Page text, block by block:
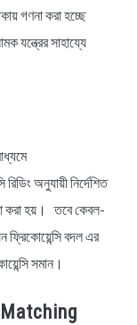
গণনা করা হচ্ছে
যন্ত্রের সাহায্যে
অনুযায়ী নির্দেশিত
করা হয়। তবে কেবল-
ফ্রিকোয়েন্সি বদল এর
সমান।
Matching